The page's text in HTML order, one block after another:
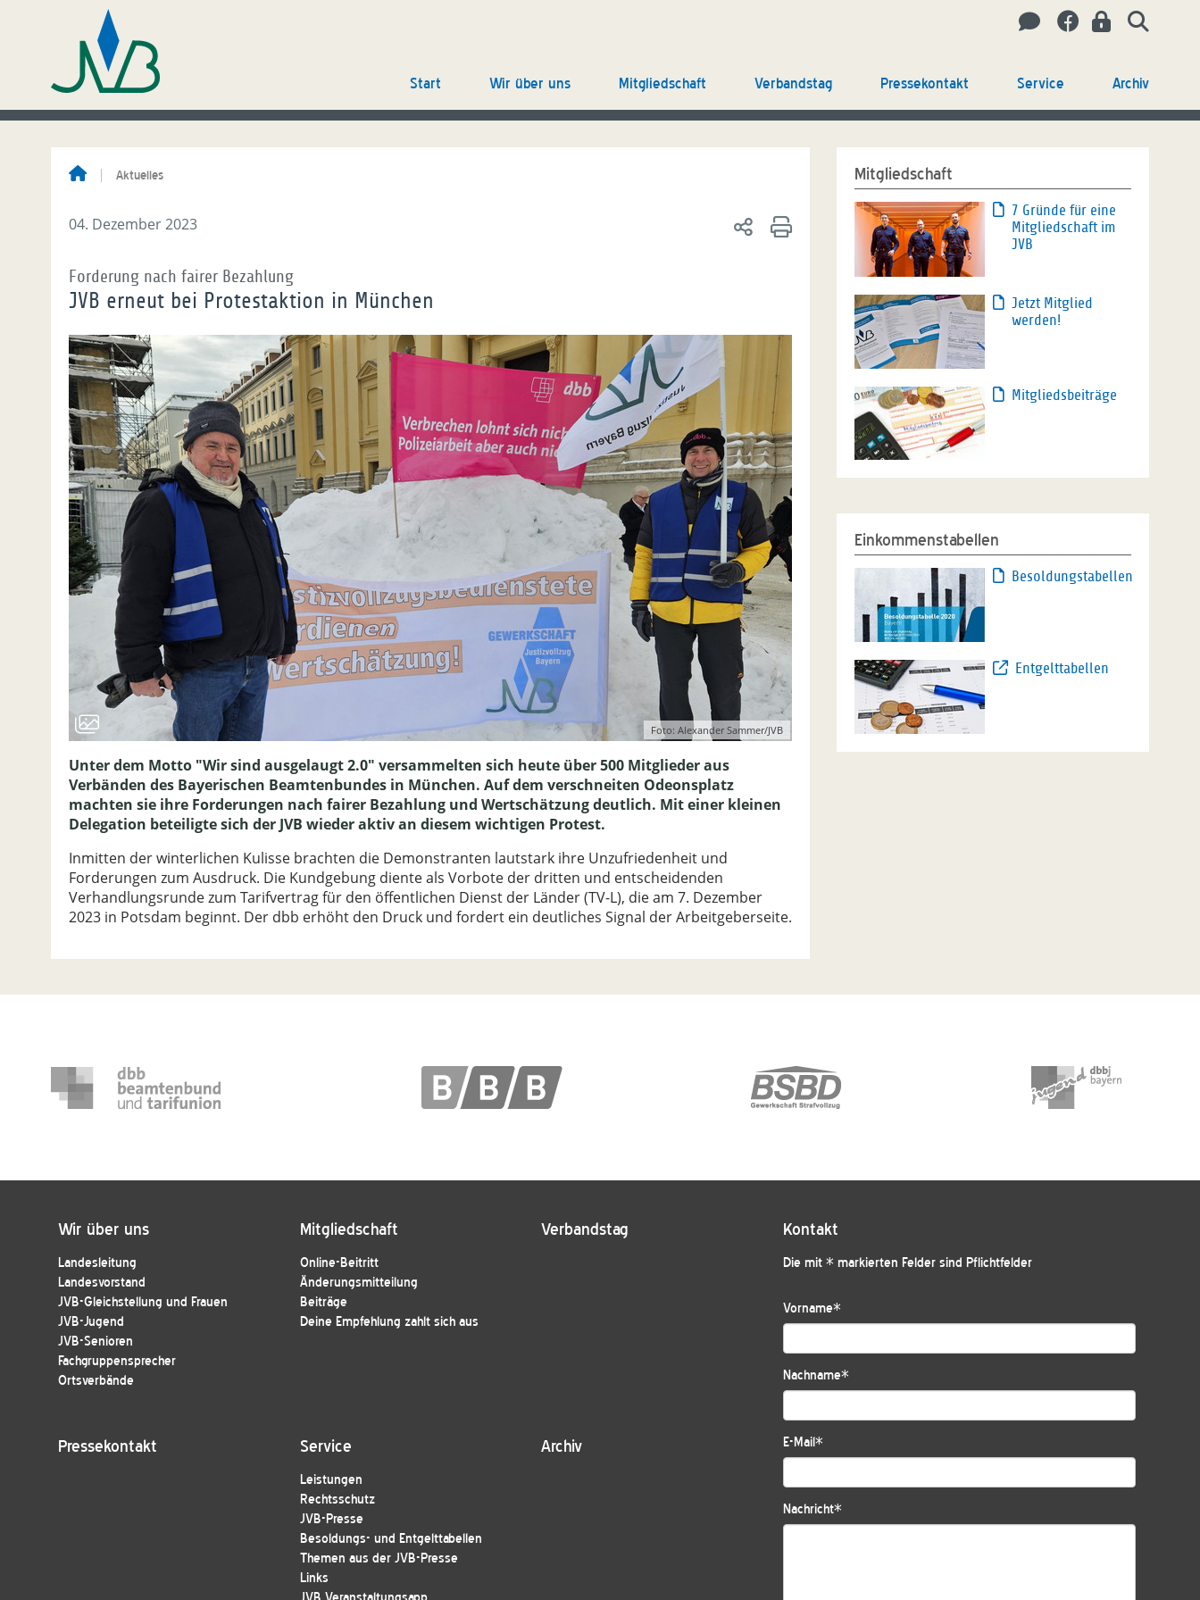
Start Wir über uns Mitgliedschaft Verbandstag Pressekontakt Service Archiv
Aktuelles
04. Dezember 2023
Forderung nach fairer Bezahlung
JVB erneut bei Protestaktion in München
Foto: Alexander Sammer/JVB
Unter dem Motto "Wir sind ausgelaugt 2.0" versammelten sich heute über 500 Mitglieder aus
Verbänden des Bayerischen Beamtenbundes in München. Auf dem verschneiten Odeonsplatz
machten sie ihre Forderungen nach fairer Bezahlung und Wertschätzung deutlich. Mit einer kleinen
Delegation beteiligte sich der JVB wieder aktiv an diesem wichtigen Protest.
Inmitten der winterlichen Kulisse brachten die Demonstranten lautstark ihre Unzufriedenheit und
Forderungen zum Ausdruck. Die Kundgebung diente als Vorbote der dritten und entscheidenden
Verhandlungsrunde zum Tarifvertrag für den öffentlichen Dienst der Länder (TV-L), die am 7. Dezember
2023 in Potsdam beginnt. Der dbb erhöht den Druck und fordert ein deutliches Signal der Arbeitgeberseite.
Mitgliedschaft
7 Gründe für eine
Mitgliedschaft im
JVB
Jetzt Mitglied
werden!
Mitgliedsbeiträge
Einkommenstabellen
Besoldungstabellen
Entgelttabellen
Wir über uns
Landesleitung
Landesvorstand
JVB-Gleichstellung und Frauen
JVB-Jugend
JVB-Senioren
Fachgruppensprecher
Ortsverbände
Mitgliedschaft
Online-Beitritt
Änderungsmitteilung
Beiträge
Deine Empfehlung zahlt sich aus
Verbandstag
Pressekontakt Service
Leistungen
Rechtsschutz
JVB-Presse
Besoldungs- und Entgelttabellen
Themen aus der JVB-Presse
Links
Archiv
Kontakt
Die mit * markierten Felder sind Pflichtfelder
Vorname*
Nachname*
E-Mail*
Nachricht*